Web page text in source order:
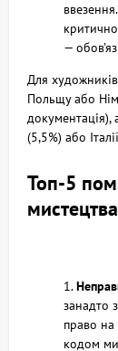
—
Для
Польщу або
документація),
(5,5%) або
Топ‑5
занадто
право
кодом